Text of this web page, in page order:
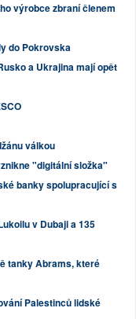
výrobce zbraní členem
do Pokrovska
a Ukrajina mají opět
válkou
"digitální složka"
banky spolupracující s
v Dubaji a 135
tanky Abrams, které
Palestinců lidské